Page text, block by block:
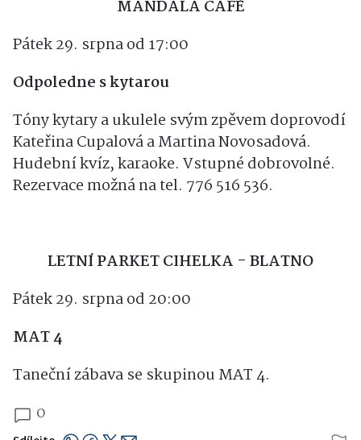
MANDALA CAFÉ
Pátek 29. srpna od 17:00
Odpoledne s kytarou
Tóny kytary a ukulele svým zpěvem doprovodí
Kateřina Cupalová a Martina Novosadová.
Hudební kvíz, karaoke. Vstupné dobrovolné.
LETNÍ PARKET CIHELKA - BLATNO
Pátek 29. srpna od 20:00
MAT 4
Taneční zábava se skupinou MAT 4.